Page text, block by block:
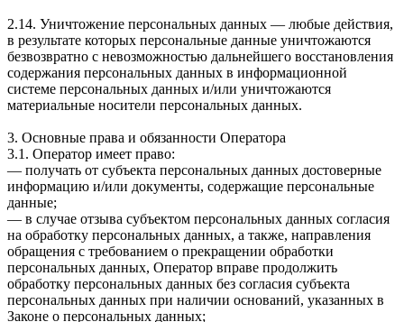
2.14. Уничтожение персональных данных — любые действия,
в результате которых персональные данные уничтожаются
безвозвратно с невозможностью дальнейшего восстановления
содержания персональных данных в информационной
системе персональных данных и/или уничтожаются
материальные носители персональных данных.
3. Основные права и обязанности Оператора
3.1. Оператор имеет право:
— получать от субъекта персональных данных достоверные
информацию и/или документы, содержащие персональные
данные;
— в случае отзыва субъектом персональных данных согласия
на обработку персональных данных, а также, направления
обращения с требованием о прекращении обработки
персональных данных, Оператор вправе продолжить
обработку персональных данных без согласия субъекта
персональных данных при наличии оснований, указанных в
Законе о персональных данных;